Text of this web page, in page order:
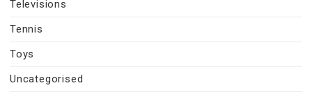
Televisions
Tennis
Toys
Uncategorised